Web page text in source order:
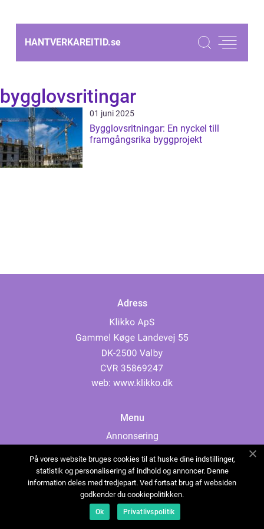
HANTVERKAREITID.se
bygglovsritingar
01 juni 2025
Bygglovsritningar: En nyckel till
framgångsrika byggprojekt
Adress
web: www.klikko.dk
Menu
Annonsering
Cookies
Kontakta oss
Sitemap
På vores website bruges cookies til at huske dine indstillinger,
statistik og personalisering af indhold og annoncer. Denne
information deles med tredjepart. Ved fortsat brug af websiden
godkender du cookiepolitikken.
Ok Privatlivspolitik